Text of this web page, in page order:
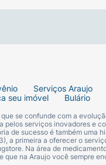
Serviços Araujo
seu imóvel Bulário
se confunde com a
serviços inovadores e
de sucesso é também uma
a primeira a oferecer o
Na área de
que na Araujo você sempre